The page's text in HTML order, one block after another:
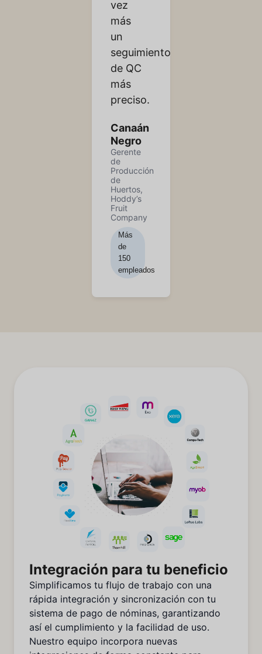
vez
más
un
seguimiento
de QC
más
preciso.
Canaán
Negro
Gerente
de
Producción
de
Huertos,
Hoddy’s
Fruit
Company
Más
de
150
empleados
Integración para tu beneficio
Simplificamos tu flujo de trabajo con una
rápida integración y sincronización con tu
sistema de pago de nóminas, garantizando
así el cumplimiento y la facilidad de uso.
Nuestro equipo incorpora nuevas